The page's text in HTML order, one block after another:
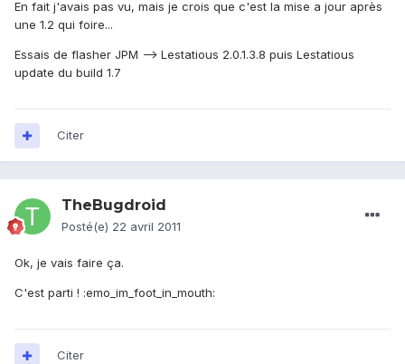
En fait j'avais pas vu, mais je crois que c'est la mise a jour après
une 1.2 qui foire...
Essais de flasher JPM --> Lestatious 2.0.1.3.8 puis Lestatious
update du build 1.7
Citer
TheBugdroid
Posté(e) 22 avril 2011
Ok, je vais faire ça.
C'est parti ! :emo_im_foot_in_mouth:
Citer